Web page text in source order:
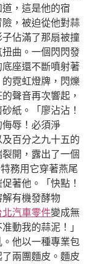
，這是他的宿
，被迫從他對蒜
佔滿了那扇被撞
曲。一個閃閃發
座還不斷噴射著
霓虹燈牌，閃爍
聲音再次響起，
紙。「廖沾沾！
辱！必須淨
百分之九十五的
開，露出了一個
務用它穿著燕尾
著他。「快點！
有機發酵物
北汽車零件變成無
動我的蒜泥！」
他以一種專業包
兩團麵皮。麵皮